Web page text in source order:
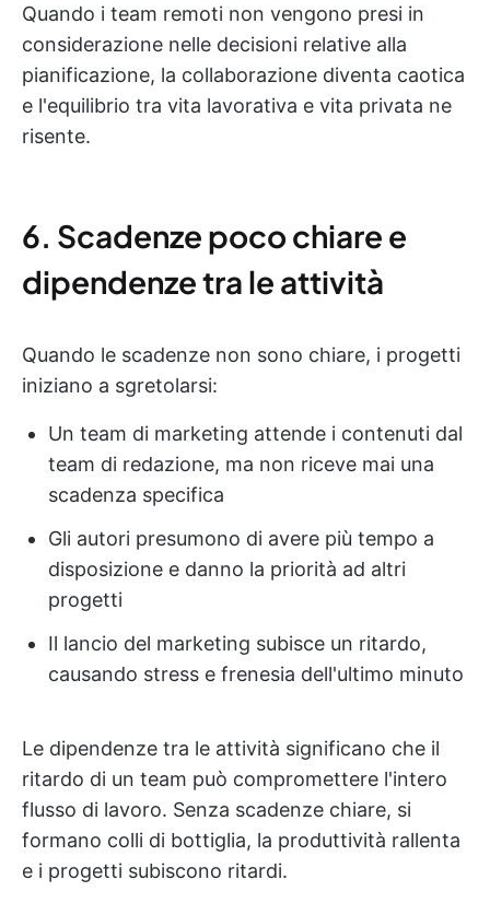
Quando i team remoti non vengono presi in
considerazione nelle decisioni relative alla
pianificazione, la collaborazione diventa caotica
e l'equilibrio tra vita lavorativa e vita privata ne
risente.
6. Scadenze poco chiare e
dipendenze tra le attività
Quando le scadenze non sono chiare, i progetti
iniziano a sgretolarsi:
Un team di marketing attende i contenuti dal
team di redazione, ma non riceve mai una
scadenza specifica
Gli autori presumono di avere più tempo a
disposizione e danno la priorità ad altri
progetti
Il lancio del marketing subisce un ritardo,
causando stress e frenesia dell'ultimo minuto
Le dipendenze tra le attività significano che il
ritardo di un team può compromettere l'intero
flusso di lavoro. Senza scadenze chiare, si
formano colli di bottiglia, la produttività rallenta
e i progetti subiscono ritardi.